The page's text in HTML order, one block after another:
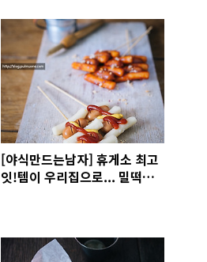
[야식만드는남자] 휴게소 최고
잇!템이 우리집으로... 밀떡밀